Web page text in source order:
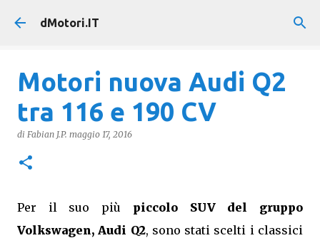
Passa ai contenuti principali
dMotori.IT
Motori nuova Audi Q2
tra 116 e 190 CV
di Fabian J.P. maggio 17, 2016
Per il suo più piccolo SUV del gruppo
Volkswagen, Audi Q2, sono stati scelti i classici